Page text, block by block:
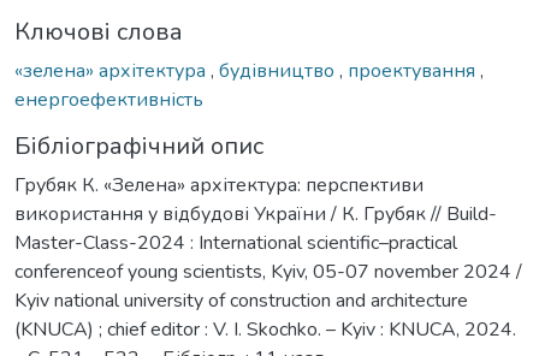
Ключові слова
«зелена» архітектура , будівництво , проектування ,
енергоефективність
Бібліографічний опис
Грубяк К. «Зелена» архітектура: перспективи
використання у відбудові України / К. Грубяк // Build-
Master-Class-2024 : International scientific–practical
conferenceof young scientists, Kyiv, 05-07 november 2024 /
Kyiv national university of construction and architecture
(KNUCA) ; chief editor : V. I. Skochko. – Kyiv : KNUCA, 2024.